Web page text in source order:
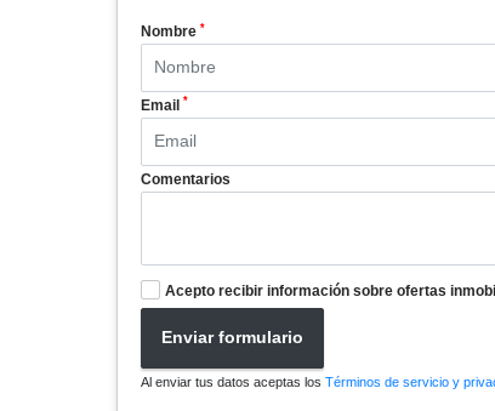
Nombre *
Email *
Comentarios
Acepto recibir información sobre ofertas
Enviar formulario
Al enviar tus datos aceptas los Términos de servicio y